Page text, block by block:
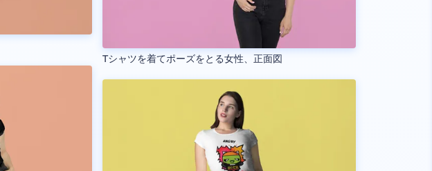
Tシャツを着てポーズをとる女性、正面図